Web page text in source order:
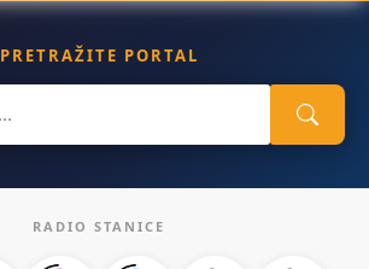
PRETRAŽITE PORTAL
RADIO STANICE